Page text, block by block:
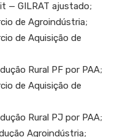
— GILRAT ajustado;
de Agroindústria;
de Aquisição de
Rural PF por PAA;
de Aquisição de
Rural PJ por PAA;
Agroindústria;